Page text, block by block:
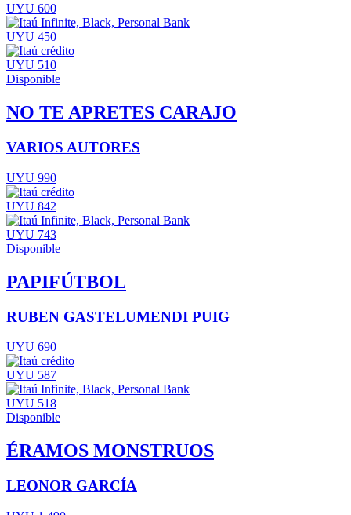
UYU 600
UYU 450
UYU 510
Disponible
NO TE APRETES CARAJO
VARIOS AUTORES
UYU 990
UYU 842
UYU 743
Disponible
PAPIFÚTBOL
RUBEN GASTELUMENDI PUIG
UYU 690
UYU 587
UYU 518
Disponible
ÉRAMOS MONSTRUOS
LEONOR GARCÍA